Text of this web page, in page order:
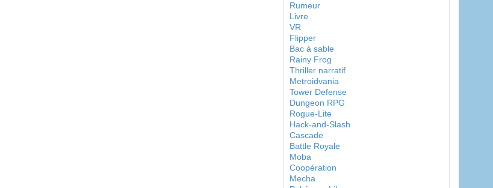
Rumeur
Livre
VR
Flipper
Bac à sable
Rainy Frog
Thriller narratif
Metroidvania
Tower Defense
Dungeon RPG
Rogue-Lite
Hack-and-Slash
Cascade
Battle Royale
Moba
Coopération
Mecha